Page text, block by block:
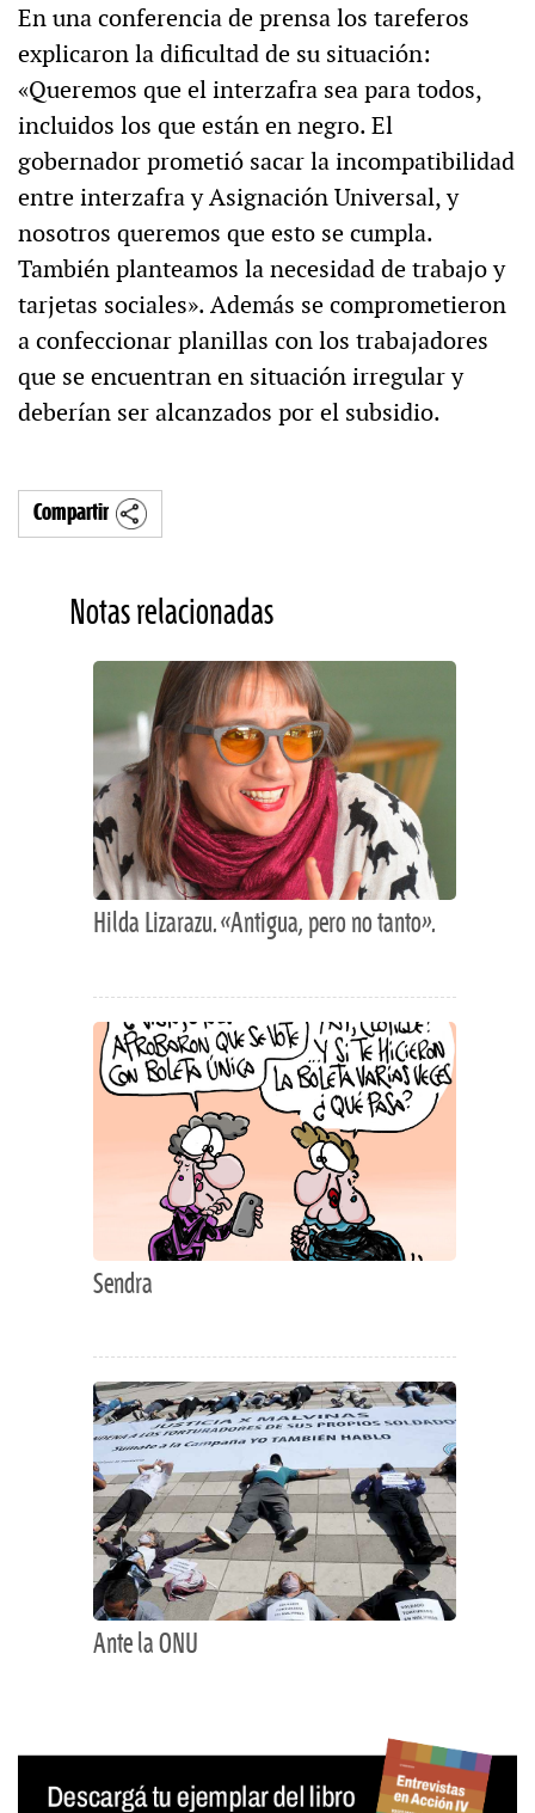
En una conferencia de prensa los tareferos
explicaron la dificultad de su situación:
«Queremos que el interzafra sea para todos,
incluidos los que están en negro. El
gobernador prometió sacar la incompatibilidad
entre interzafra y Asignación Universal, y
nosotros queremos que esto se cumpla.
También planteamos la necesidad de trabajo y
tarjetas sociales». Además se comprometieron
a confeccionar planillas con los trabajadores
que se encuentran en situación irregular y
deberían ser alcanzados por el subsidio.
Compartir
Notas relacionadas
Hilda Lizarazu. «Antigua, pero no tanto».
Sendra
Ante la ONU